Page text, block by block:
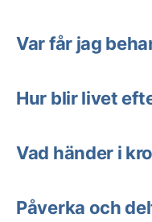
Var får jag
Hur blir livet
Vad händer i
Påverka och